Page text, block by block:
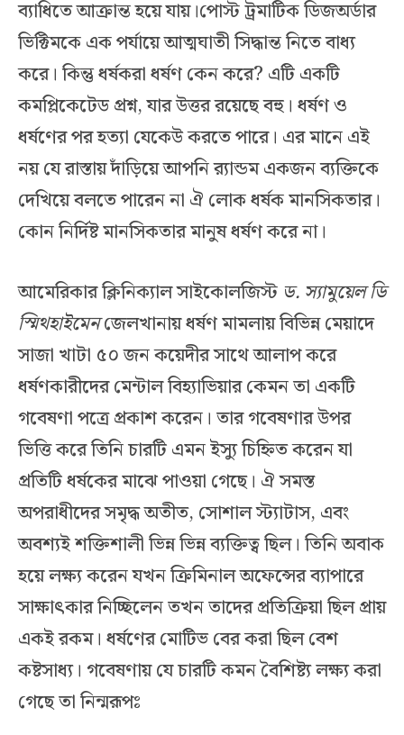
ব্যাধিতে আক্রান্ত হয়ে যায়।পোস্ট ট্রমাটিক ডিজঅর্ডার
ভিক্টিমকে এক পর্যায়ে আত্মঘাতী সিদ্ধান্ত নিতে বাধ্য
করে। কিন্তু ধর্ষকরা ধর্ষণ কেন করে? এটি একটি
কমপ্লিকেটেড প্রশ্ন, যার উত্তর রয়েছে বহু। ধর্ষণ ও
ধর্ষণের পর হত্যা যেকেউ করতে পারে। এর মানে এই
নয় যে রাস্তায় দাঁড়িয়ে আপনি র‍্যান্ডম একজন ব্যক্তিকে
দেখিয়ে বলতে পারেন না ঐ লোক ধর্ষক মানসিকতার।
কোন নির্দিষ্ট মানসিকতার মানুষ ধর্ষণ করে না।
আমেরিকার ক্লিনিক্যাল সাইকোলজিস্ট ড. স্যামুয়েল ডি
স্মিথহাইমেনজেলখানায় ধর্ষণ মামলায় বিভিন্ন মেয়াদে
সাজা খাটা ৫০ জন কয়েদীর সাথে আলাপ করে
ধর্ষণকারীদের মেন্টাল বিহ্যাভিয়ার কেমন তা একটি
গবেষণা পত্রে প্রকাশ করেন। তার গবেষণার উপর
ভিত্তি করে তিনি চারটি এমন ইস্যু চিহ্নিত করেন যা
প্রতিটি ধর্ষকের মাঝে পাওয়া গেছে। ঐ সমস্ত
অপরাধীদের সমৃদ্ধ অতীত, সোশাল স্ট্যাটাস, এবং
অবশ্যই শক্তিশালী ভিন্ন ভিন্ন ব্যক্তিত্ব ছিল। তিনি অবাক
হয়ে লক্ষ্য করেন যখন ক্রিমিনাল অফেন্সের ব্যাপারে
সাক্ষাৎকার নিচ্ছিলেন তখন তাদের প্রতিক্রিয়া ছিল প্রায়
একই রকম। ধর্ষণের মোটিভ বের করা ছিল বেশ
কষ্টসাধ্য। গবেষণায় যে চারটি কমন বৈশিষ্ট্য লক্ষ্য করা
গেছে তা নিন্মরূপঃ